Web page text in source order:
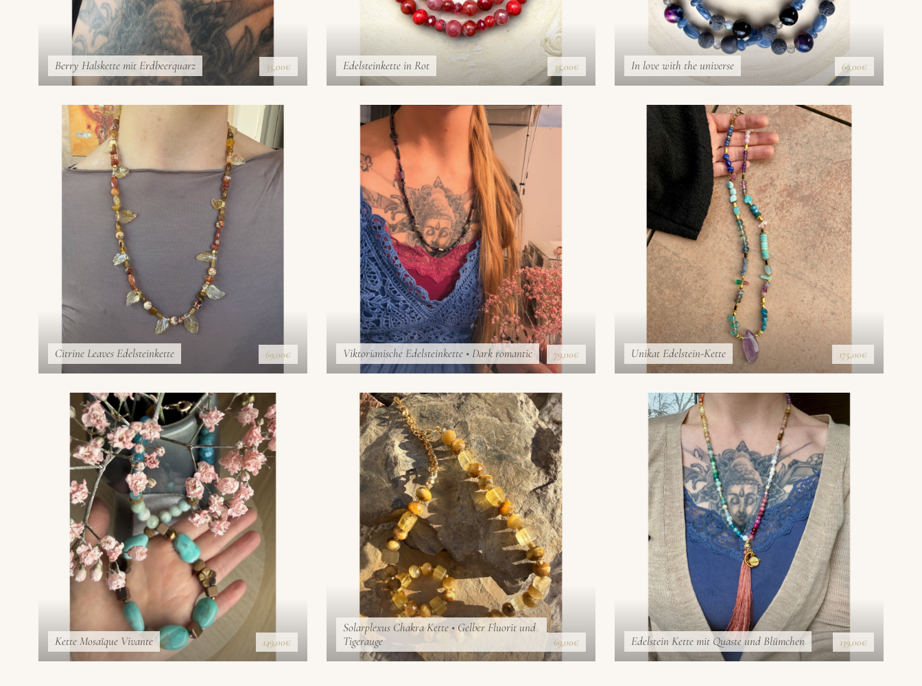
Berry Halskette mit Erdbeerquarz 35,00€ Edelsteinkette in Rot 35,00€ In love with the universe 69,00€
Citrine Leaves Edelsteinkette 69,00€ Viktorianische Edelsteinkette • Dark romantic 79,00€ Unikat Edelstein-Kette 175,00€
Kette Mosaïque Vivante 149,00€
Solarplexus Chakra Kette • Gelber Fluorit und
Tigerauge
69,00€ Edelstein Kette mit Quaste und Blümchen 139,00€